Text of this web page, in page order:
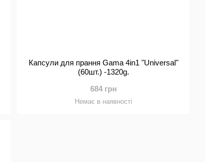
Капсули для прання Gama 4in1 "Universal"
(60шт.) -1320g.
684 грн
Немає в наявності